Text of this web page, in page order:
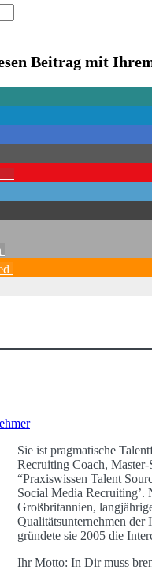
Beitrag mit
Sie ist pragmatische
Recruiting Coach,
“Praxiswissen Talent
Social Media
Großbritannien,
Qualitätsunternehmen der
gründete sie 2005 die
Ihr Motto: In Dir muss